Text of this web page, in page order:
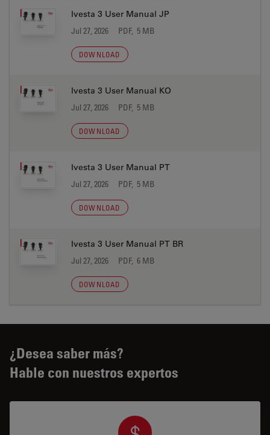
Ivesta 3 User Manual JP
Jul 27, 2026 PDF, 5 MB
DOWNLOAD
Ivesta 3 User Manual KO
Jul 27, 2026 PDF, 5 MB
DOWNLOAD
Ivesta 3 User Manual PT
Jul 27, 2026 PDF, 5 MB
DOWNLOAD
Ivesta 3 User Manual PT BR
Jul 27, 2026 PDF, 6 MB
DOWNLOAD
¿Desea saber más?
Hable con nuestros expertos